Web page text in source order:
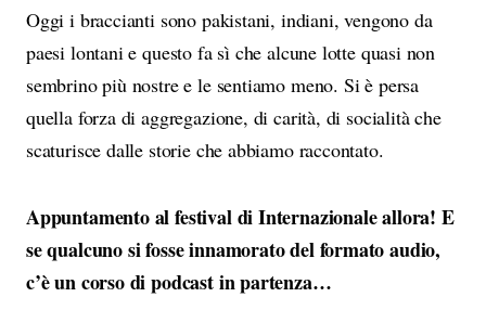
Oggi i braccianti sono pakistani, indiani, vengono da
paesi lontani e questo fa sì che alcune lotte quasi non
sembrino più nostre e le sentiamo meno. Si è persa
quella forza di aggregazione, di carità, di socialità che
scaturisce dalle storie che abbiamo raccontato.
Appuntamento al festival di Internazionale allora! E
se qualcuno si fosse innamorato del formato audio,
c’è un corso di podcast in partenza…